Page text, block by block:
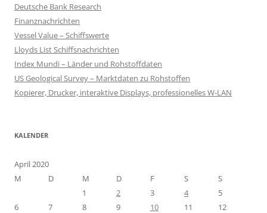
Deutsche Bank Research
Finanznachrichten
Vessel Value – Schiffswerte
Lloyds List Schiffsnachrichten
Index Mundi – Länder und Rohstoffdaten
US Geological Survey – Marktdaten zu Rohstoffen
Kopierer, Drucker, interaktive Displays, professionelles W-LAN
KALENDER
April 2020
M
D M D F S
S
1
2 3 4
5
6
7 8 9 10 11
12